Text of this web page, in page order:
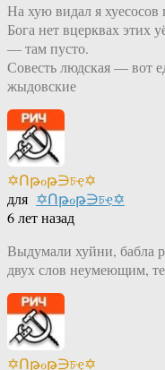
На хую видал я
Бога нет вцерквах этих
— там пусто.
Совесть людская — вот
жыдовские
✡Ոթℴթ∋চҿ✡
для ✡Ոթℴթ∋চҿ✡
6 лет назад
Выдумали хуйни, бабла
двух слов неумеющим,
✡Ոթℴթ∋চҿ✡